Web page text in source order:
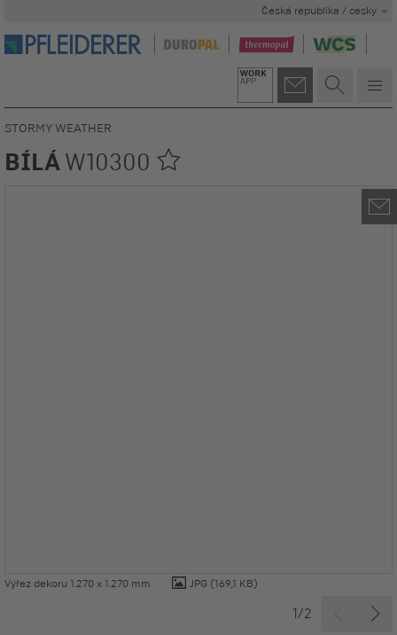
Česká republika / cesky
Výřez dekoru 1.270 x 1.270 mm JPG (169,1 KB)
1/2
STORMY WEATHER
BÍLÁ W10300